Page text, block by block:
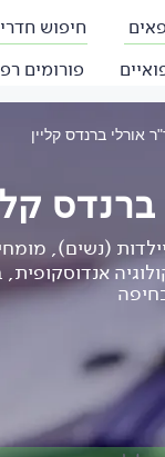
חיפוש
פורומים
אורלי ברנדס קליין
(נשים),